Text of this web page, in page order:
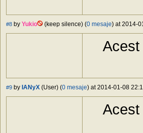
#8 by Yukio (keep silence) (0 mesaje) at 2014-
Acest
#9 by IANyX (User) (0 mesaje) at 2014-01-08
Acest